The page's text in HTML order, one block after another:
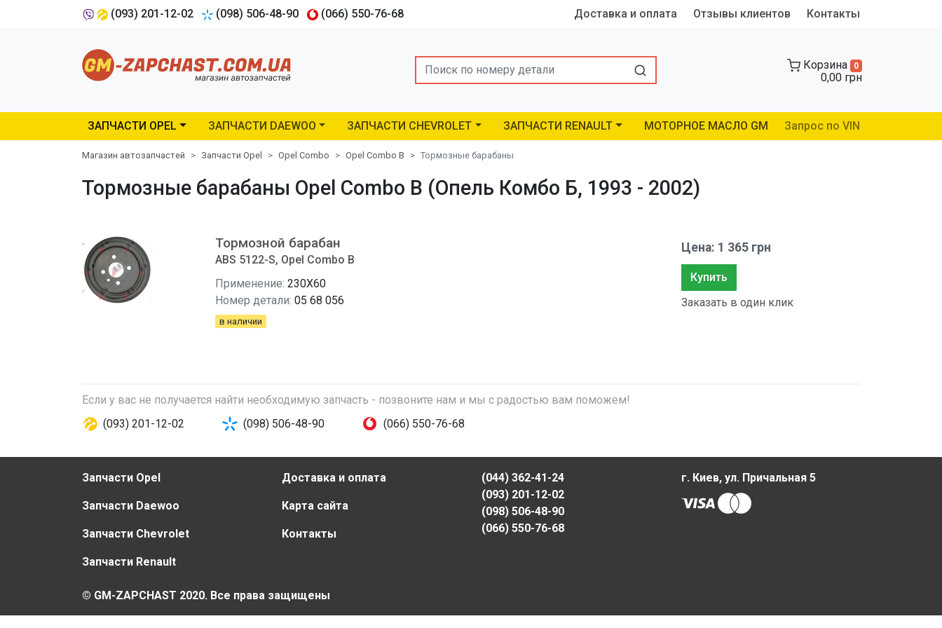
(093) 201-12-02 (098) 506-48-90 (066) 550-76-68 Доставка и оплата Отзывы клиентов Контакты
Search Корзина 0
0,00 грн
ЗАПЧАСТИ OPEL ЗАПЧАСТИ DAEWOO ЗАПЧАСТИ CHEVROLET ЗАПЧАСТИ RENAULT МОТОРНОЕ МАСЛО GM Запрос по VIN
Магазин автозапчастей Запчасти Opel Opel Combo Opel Combo B Тормозные барабаны
Тормозные барабаны Opel Combo B (Опель Комбо Б, 1993 - 2002)
Тормозной барабан
ABS 5122-S, Opel Combo B
Применение: 230X60
Номер детали: 05 68 056
в наличии
Цена: 1 365 грн
Купить
Заказать в один клик
Если у вас не получается найти необходимую запчасть - позвоните нам и мы с радостью вам поможем!
(093) 201-12-02
(098) 506-48-90 (066) 550-76-68
Запчасти Opel
Запчасти Daewoo
Запчасти Chevrolet
Запчасти Renault
Доставка и оплата
Карта сайта
Контакты
(044) 362-41-24
(093) 201-12-02
(098) 506-48-90
(066) 550-76-68
г. Киев, ул. Причальная 5
© GM-ZAPCHAST 2020. Все права защищены